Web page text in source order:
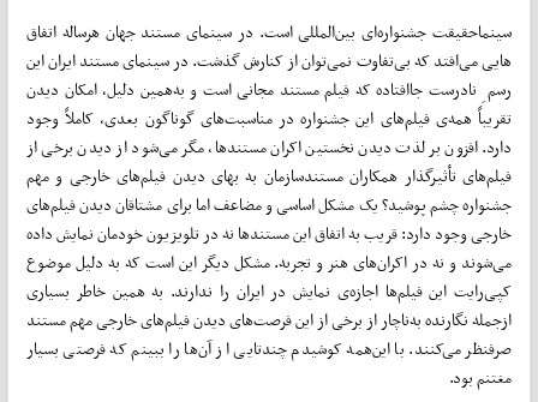
سینماحقیقت جشنواره‌ای بین­­­‌المللی است. در سینمای مستند جهان هرساله اتفاق­­‌
هایی می‌­­افتد که بی­­‌تفاوت نمی‌­­توان از کنارش گذشت. در سینمای مستند ایران این
رسم ِ نادرست جاافتاده که فیلم مستند مجانی است و به‌­­­همین دلیل، امکان دیدن
تقریباً همه‌ی فیلم­­‌های این جشنواره در مناسبت­­‌های گوناگون بعدی، کاملاً وجود
دارد. افزون بر لذت دیدن نخستین اکران مستندها، مگر می­­‌شود از دیدن برخی از
فیلم­­‌های تأثیرگذار همکاران مستندسازمان به بهای دیدن فیلم­­‌های خارجی و مهم
جشنواره چشم پوشید؟ یک مشکل اساسی و مضاعف اما برای مشتاقان دیدن فیلم‌­های
خارجی وجود دارد: قریب به اتفاق این مستندها نه در تلویزیون خودمان نمایش داده
می­­‌شوند و نه در اکران­­‌های هنر و تجربه. مشکل دیگر این است که به دلیل موضوع
کپی‌­­رایت این فیلم‌­­ها اجازه‌ی نمایش در ایران را ندارند. به همین خاطر بسیاری
ازجمله نگارنده به­­‌ناچار از برخی از این فرصت­­‌های دیدن فیلم‌­­های خارجی مهم مستند
صرف­­نظر می‌­­کنند. با این­­‌همه کوشیدم چندتایی از آن­­‌ها را ببینم که فرصتی بسیار
مغتنم بود.